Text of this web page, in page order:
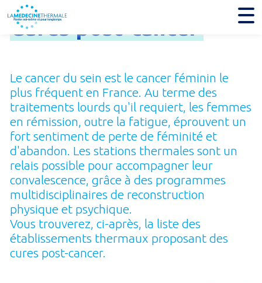
Cures
Le cancer du sein est le cancer féminin le
plus fréquent en France. Au terme des
traitements lourds qu'il requiert, les femmes
en rémission, outre la fatigue, éprouvent un
fort sentiment de perte de féminité et
d'abandon. Les stations thermales sont un
relais possible pour accompagner leur
convalescence, grâce à des programmes
multidisciplinaires de reconstruction
physique et psy­chique.
Vous trouverez, ci-après, la liste des
établissements thermaux proposant des
cures post-cancer.